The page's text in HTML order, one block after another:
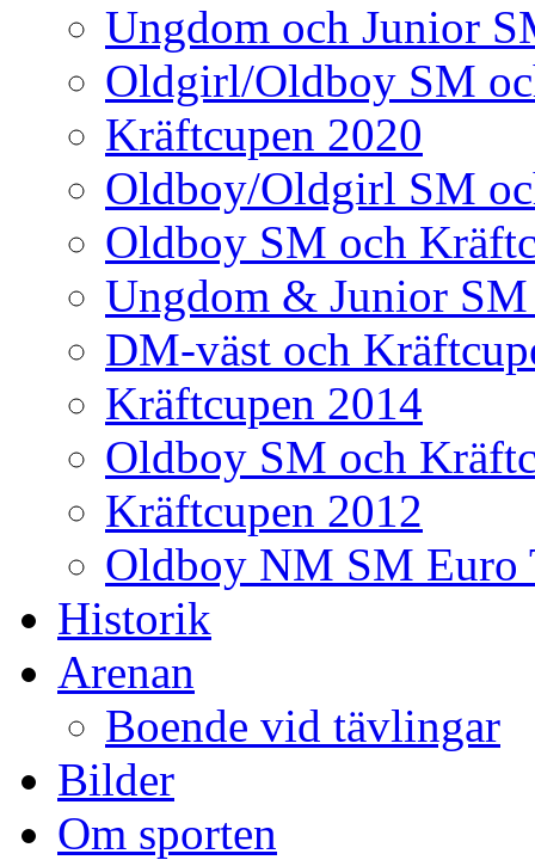
Ungdom och Junior
Oldgirl/Oldboy SM
Kräftcupen 2020
Oldboy/Oldgirl SM
Oldboy SM och
Ungdom & Junior
DM-väst och
Kräftcupen 2014
Oldboy SM och
Kräftcupen 2012
Oldboy NM SM Euro
Historik
Arenan
Boende vid tävlingar
Bilder
Om sporten